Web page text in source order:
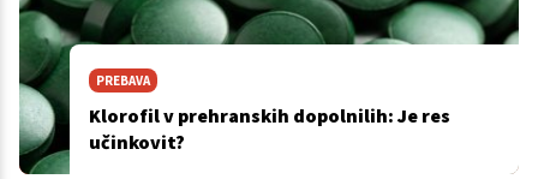
PREBAVA
Klorofil v prehranskih dopolnilih: Je res
učinkovit?